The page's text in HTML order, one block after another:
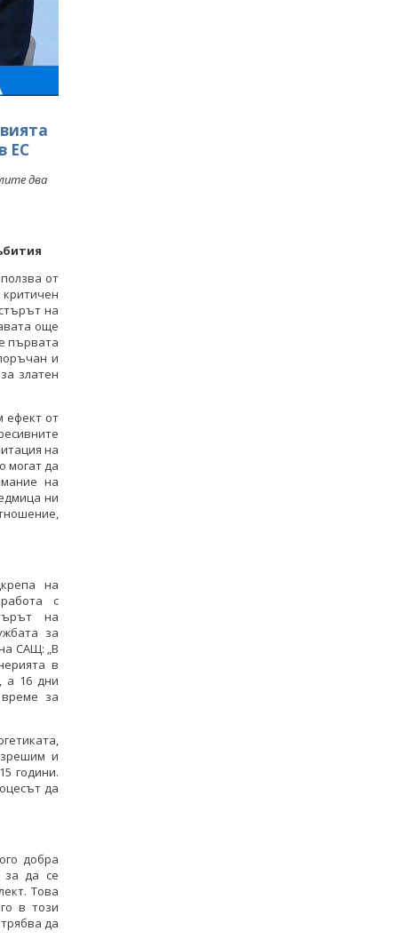
ЕС
два
от
на
още
първата
и
златен
ефект от
на
могат да
на
ни
на
с
на
за
САЩ: „В
в
а 16 дни
за
и
години.
да
добра
за да се
Това
в този
да